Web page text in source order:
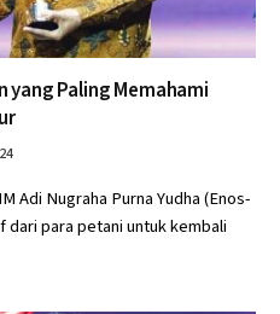
yang Paling Memahami
Adi Nugraha Purna Yudha (Enos-
dari para petani untuk kembali